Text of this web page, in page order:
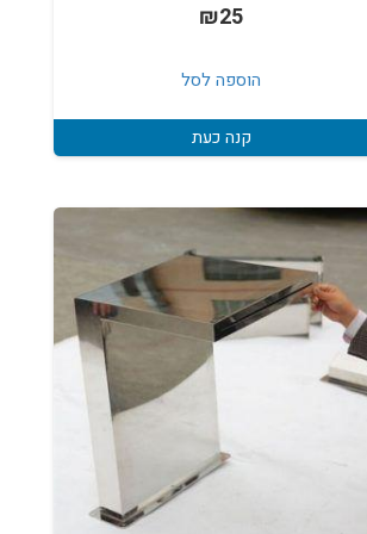
₪25
הוספה לסל
קנה כעת